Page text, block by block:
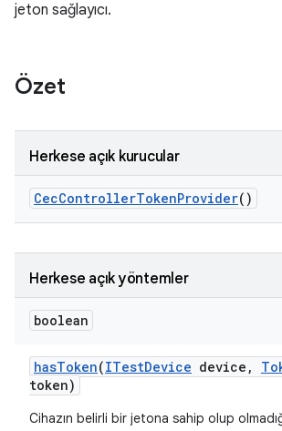
jeton sağlayıcı.
Özet
Herkese açık kurucular
CecControllerTokenProvider()
Herkese açık yöntemler
boolean
hasToken(ITestDevice device ,
token)
Cihazın belirli bir jetona sahip olup